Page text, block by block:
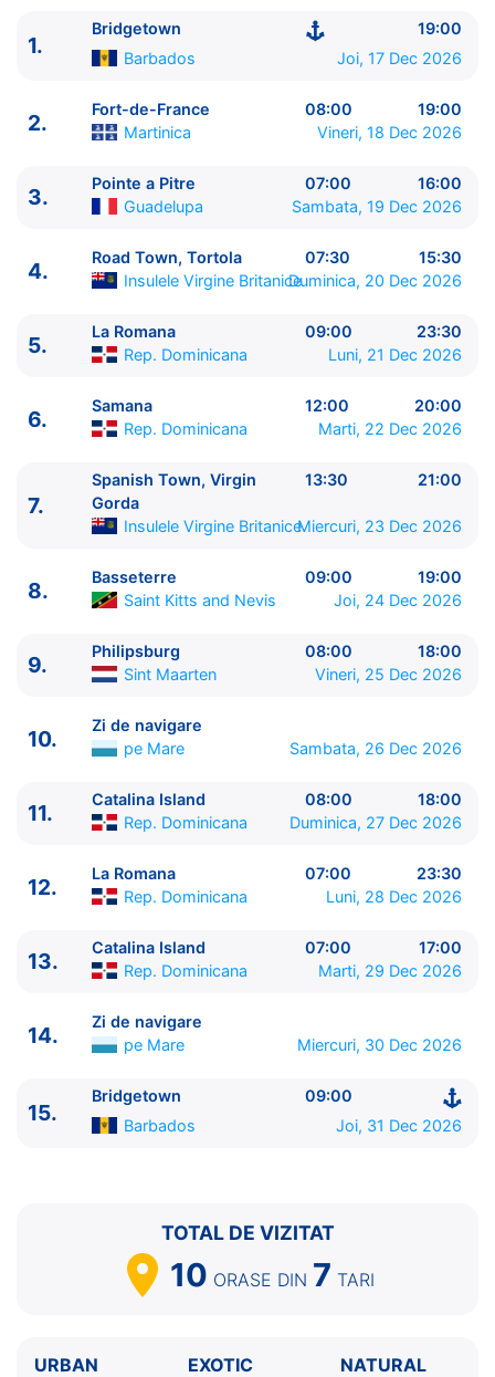
MSC Cruises
ITINERARIU
----------------------------------------
1. Bridgetown Barbados ⚓ - 19:00
Pointe a Pitre Guadelupa
07:00 - 16:00
4.
Road Town, Tortola
07:30 - 15:30
6.
Samana Rep. Dominicana
12:00 - 20:00
Spanish Town, Virgin Gorda
Insulele Virgine
8.
Basseterre Saint Kitts and Nevis 09:00 - 19:00
08:00 - 18:00
Zi de navigare pe Mare
11. Catalina Island Rep. Dominicana 08:00 - 18:00
Catalina Island Rep. Dominicana 07:00 - 17:00
14.
Zi de navigare pe Mare
0:00 - 0:00
1.
Bridgetown
19:00
Barbados
Joi, 17 Dec 2026
2.
Fort-de-France 08:00
19:00
Martinica
Vineri, 18 Dec 2026
3.
Pointe a Pitre 07:00
16:00
Guadelupa
Sambata, 19 Dec 2026
4.
Road Town, Tortola 07:30
15:30
Insulele Virgine BritaniceDuminica, 20 Dec 2026
5.
La Romana 09:00
23:30
Rep. Dominicana
Luni, 21 Dec 2026
6.
Samana 12:00
20:00
Rep. Dominicana
Marti, 22 Dec 2026
7.
Spanish Town, Virgin
Gorda
13:30 21:00
Insulele Virgine BritaniceMiercuri, 23 Dec 2026
8.
Basseterre 09:00
19:00
Saint Kitts and Nevis
Joi, 24 Dec 2026
9.
Philipsburg 08:00
18:00
Sint Maarten
Vineri, 25 Dec 2026
10.
Zi de navigare
pe Mare
Sambata, 26 Dec 2026
11.
Catalina Island 08:00
18:00
Rep. Dominicana
Duminica, 27 Dec 2026
12.
La Romana 07:00
23:30
Rep. Dominicana
Luni, 28 Dec 2026
13.
Catalina Island 07:00
17:00
Rep. Dominicana
Marti, 29 Dec 2026
14.
Zi de navigare
pe Mare
Miercuri, 30 Dec 2026
15.
Bridgetown
09:00
Barbados
Joi, 31 Dec 2026
TOTAL DE VIZITAT
10 ORASE DIN 7 TARI
URBAN
EXOTIC
NATURAL